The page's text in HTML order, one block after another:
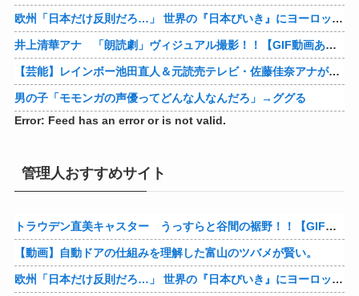
欧州「日本だけ反則だろ…」 世界の『日本びいき』にヨーロッパ全土から不満の声
井上清華アナ 「朗読劇」ヴィジュアル撮影！！【GIF動画あり】
【芸能】レインボー池田直人＆元読売テレビ・佐藤佳奈アナが結婚
男の子「モモンガの声優ってどんな人なんだろ」→ググる
Error: Feed has an error or is not valid.
管理人おすすめサイト
トラウデン直美キャスター うっすらと谷間の裾野！！【GIF動画あり】
【動画】自動ドアの仕組みを理解した富山のツバメが賢い。
欧州「日本だけ反則だろ…」 世界の『日本びいき』にヨーロッパ全土から不満の声